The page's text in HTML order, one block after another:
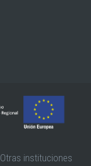
Otras instituciones